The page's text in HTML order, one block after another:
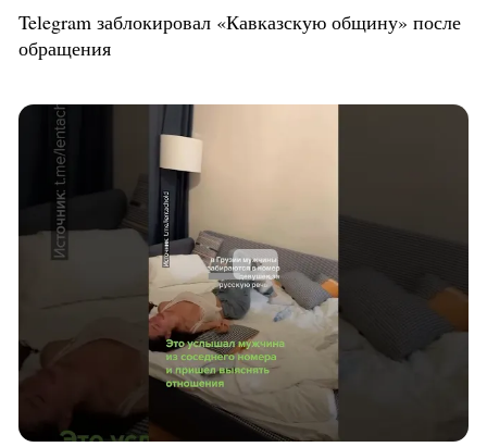
Telegram заблокировал «Кавказскую общину» после
обращения